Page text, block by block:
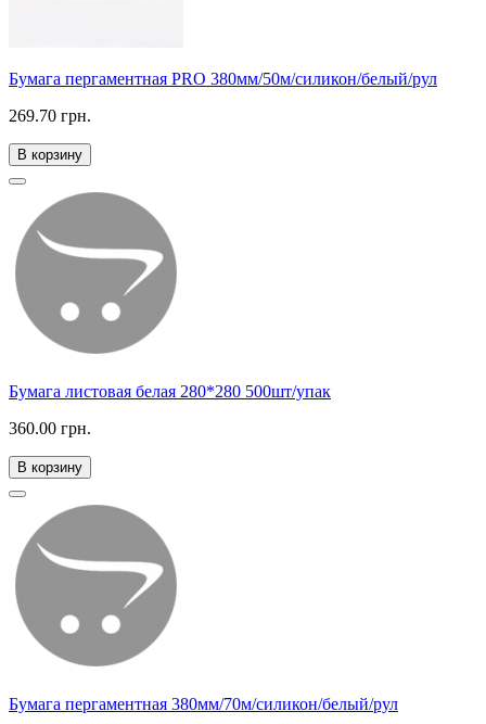
Бумага пергаментная PRO 380мм/50м/силикон/белый/рул
269.70 грн.
В корзину
Бумага листовая белая 280*280 500шт/упак
360.00 грн.
В корзину
Бумага пергаментная 380мм/70м/силикон/белый/рул